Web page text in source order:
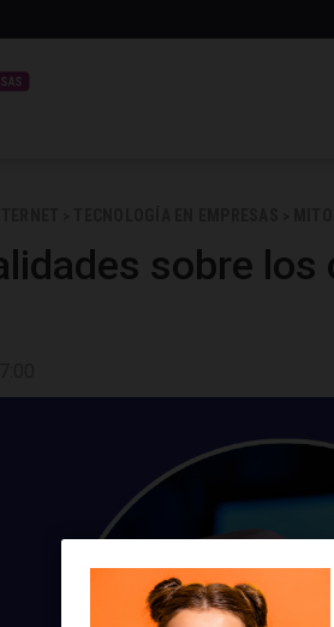
sobre los